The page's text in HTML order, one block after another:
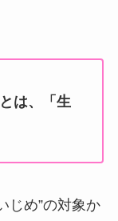
は、「生
じめ”の対象か